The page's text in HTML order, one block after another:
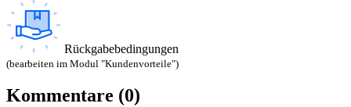
Rückgabebedingungen
(bearbeiten im Modul "Kundenvorteile")
Kommentare (0)